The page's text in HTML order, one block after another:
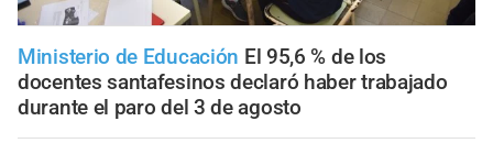
Ministerio de Educación El 95,6 % de los
docentes santafesinos declaró haber trabajado
durante el paro del 3 de agosto